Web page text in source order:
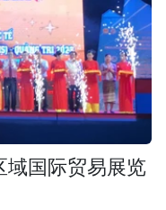
国际贸易展览